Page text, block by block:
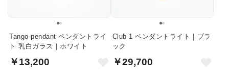
Tango-pendant ペンダントライ
ト 乳白ガラス｜ホワイト
￥13,200
Club 1 ペンダントライト｜ブラ
ック
￥29,700